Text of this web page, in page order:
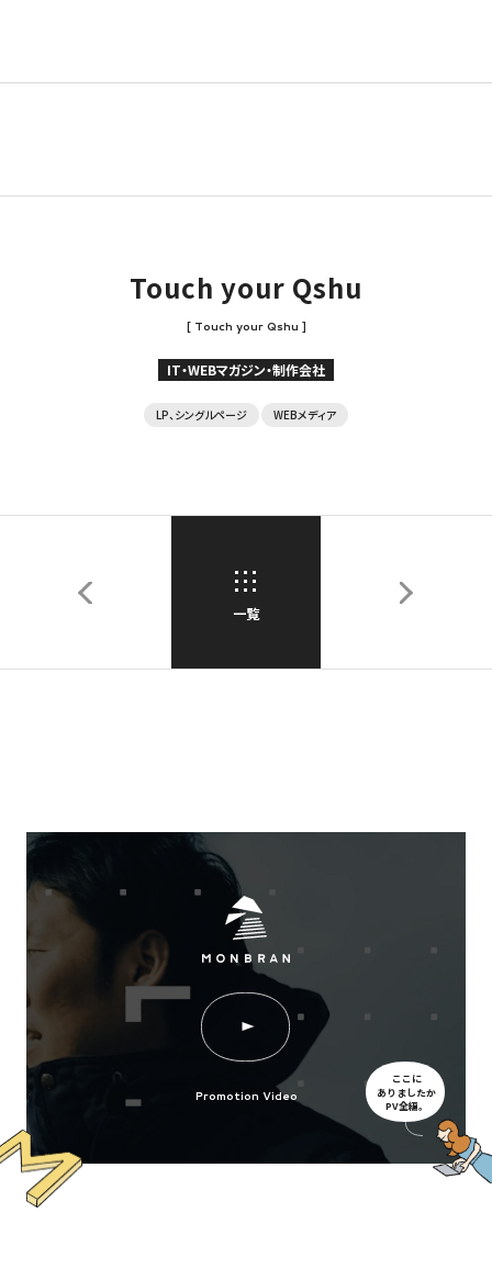
Touch your Qshu
[ Touch your Qshu ]
IT・WEBマガジン・制作会社
LP、シングルページ WEBメディア
一覧
Promotion Video
ここに
ありましたか
PV全編。